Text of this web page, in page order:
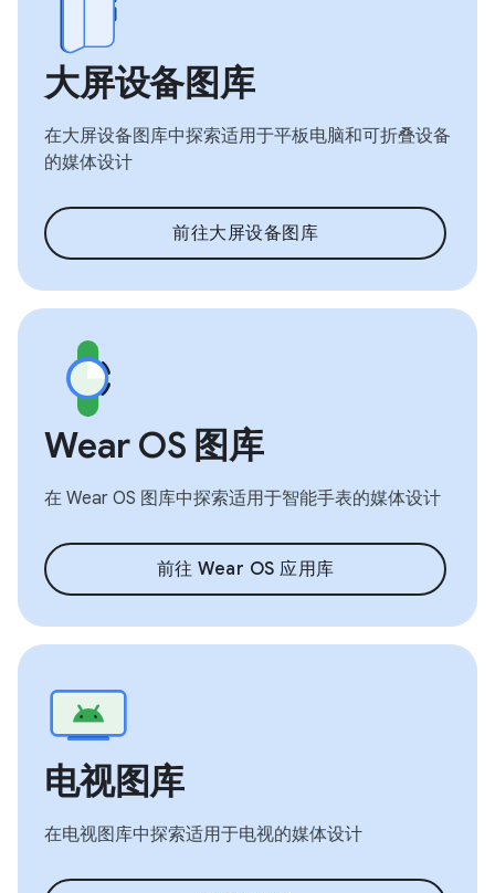
大屏设备图库
在大屏设备图库中探索适用于平板电脑和可折叠设备
的媒体设计
前往大屏设备图库
Wear OS 图库
在 Wear OS 图库中探索适用于智能手表的媒体设计
前往 Wear OS 应用库
电视图库
在电视图库中探索适用于电视的媒体设计